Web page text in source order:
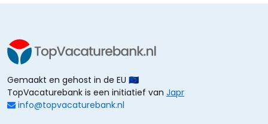
Gemaakt en gehost in de EU 🇪🇺
TopVacaturebank is een initiatief van Japr
info@topvacaturebank.nl